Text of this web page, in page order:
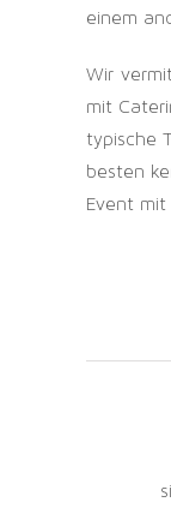
einem
Wir
mit
typische
besten
Event mit